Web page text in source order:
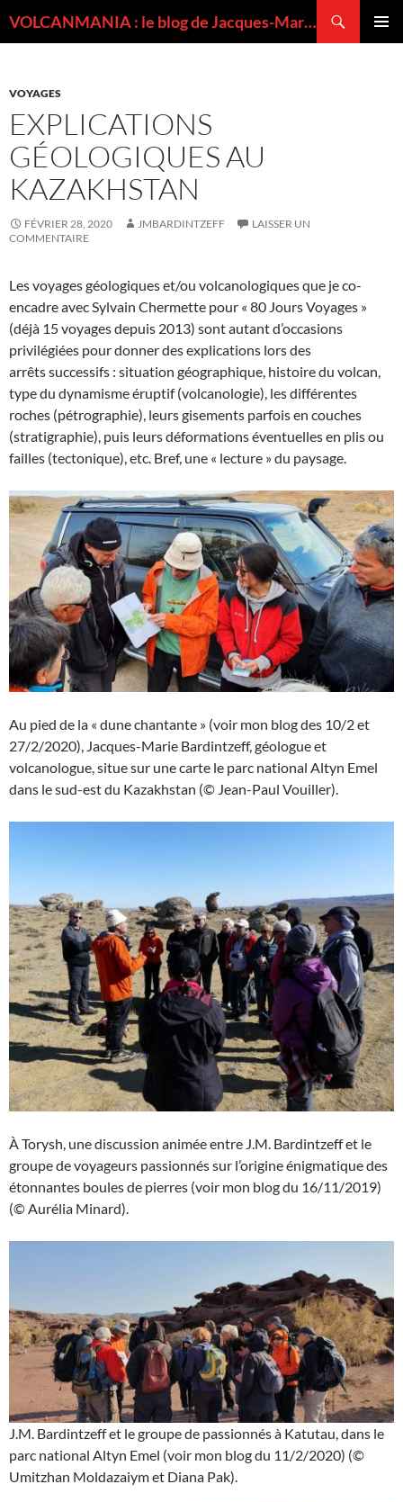
VOLCANMANIA : le blog de Jacques-Marie BARDINTZEFF, volcanologue
VOYAGES
EXPLICATIONS
GÉOLOGIQUES AU
KAZAKHSTAN
FÉVRIER 28, 2020 JMBARDINTZEFF
LAISSER UN
COMMENTAIRE
Les voyages géologiques et/ou volcanologiques que je co-
encadre avec Sylvain Chermette pour « 80 Jours Voyages »
(déjà 15 voyages depuis 2013) sont autant d’occasions
privilégiées pour donner des explications lors des
arrêts successifs : situation géographique, histoire du volcan,
type du dynamisme éruptif (volcanologie), les différentes
roches (pétrographie), leurs gisements parfois en couches
(stratigraphie), puis leurs déformations éventuelles en plis ou
failles (tectonique), etc. Bref, une « lecture » du paysage.
Au pied de la « dune chantante » (voir mon blog des 10/2 et
27/2/2020), Jacques-Marie Bardintzeff, géologue et
volcanologue, situe sur une carte le parc national Altyn Emel
dans le sud-est du Kazakhstan (© Jean-Paul Vouiller).
À Torysh, une discussion animée entre J.M. Bardintzeff et le
groupe de voyageurs passionnés sur l’origine énigmatique des
étonnantes boules de pierres (voir mon blog du 16/11/2019)
(© Aurélia Minard).
J.M. Bardintzeff et le groupe de passionnés à Katutau, dans le
parc national Altyn Emel (voir mon blog du 11/2/2020) (©
Umitzhan Moldazaiym et Diana Pak).